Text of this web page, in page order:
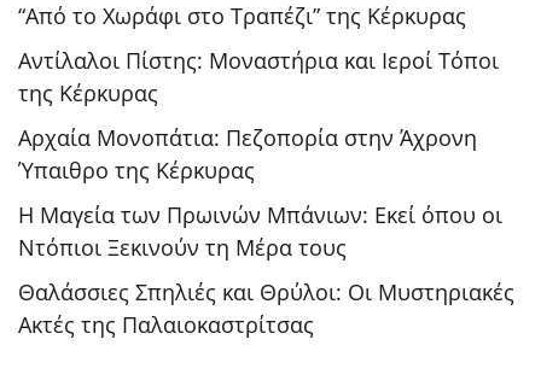
“Από το Χωράφι στο Τραπέζι” της Κέρκυρας
Αντίλαλοι Πίστης: Μοναστήρια και Ιεροί Τόποι
της Κέρκυρας
Αρχαία Μονοπάτια: Πεζοπορία στην Άχρονη
Ύπαιθρο της Κέρκυρας
Η Μαγεία των Πρωινών Μπάνιων: Εκεί όπου οι
Ντόπιοι Ξεκινούν τη Μέρα τους
Θαλάσσιες Σπηλιές και Θρύλοι: Οι Μυστηριακές
Ακτές της Παλαιοκαστρίτσας